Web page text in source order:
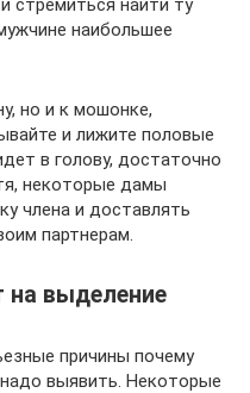
стремиться найти ту
наибольшее
но и к мошонке,
и лижите половые
в голову, достаточно
некоторые дамы
члена и доставлять
партнерам.
на выделение
причины почему
выявить. Некоторые